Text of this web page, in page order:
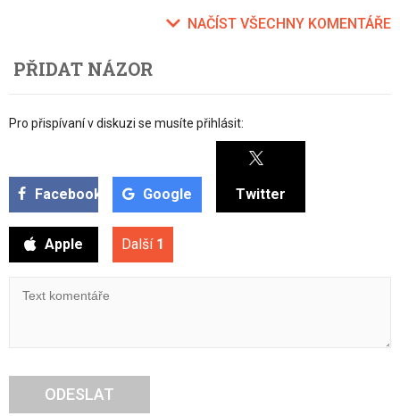
NAČÍST VŠECHNY KOMENTÁŘE
PŘIDAT NÁZOR
Pro přispívaní v diskuzi se musíte přihlásit:
Facebook Google Twitter
Apple Další 1
ODESLAT